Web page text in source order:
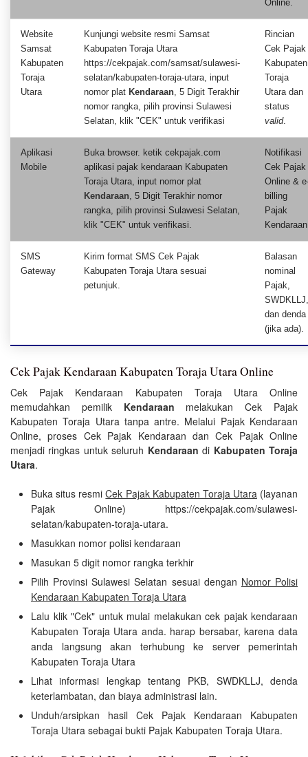
Online.
Website
Samsat
Kabupaten
Toraja
Utara
Kunjungi website resmi Samsat
Kabupaten Toraja Utara
https://cekpajak.com/samsat/sulawesi-
selatan/kabupaten-toraja-utara, input
nomor plat Kendaraan, 5 Digit Terakhir
nomor rangka, pilih provinsi Sulawesi
Selatan, klik "CEK" untuk verifikasi
Rincian
Cek Pajak
Kabupaten
Toraja
Utara dan
status
valid.
Aplikasi
Mobile
Buka browser. ketik cekpajak.com
aplikasi pajak kendaraan Kabupaten
Toraja Utara, input nomor plat
Kendaraan, 5 Digit Terakhir nomor
rangka, pilih provinsi Sulawesi Selatan,
klik "CEK" untuk verifikasi.
Notifikasi
Cek Pajak
Online &
billing
Pajak
SMS
Gateway
Kirim format SMS Cek Pajak
Kabupaten Toraja Utara sesuai
petunjuk.
Balasan
nominal
Pajak,
SWDKLLJ,
dan denda
(jika ada).
Cek Pajak Kendaraan Kabupaten Toraja Utara Online
Cek Pajak Kendaraan Kabupaten Toraja Utara Online
memudahkan pemilik Kendaraan melakukan Cek Pajak
Kabupaten Toraja Utara tanpa antre. Melalui Pajak Kendaraan
Online, proses Cek Pajak Kendaraan dan Cek Pajak Online
menjadi ringkas untuk seluruh Kendaraan di Kabupaten Toraja
Utara.
Buka situs resmiCek Pajak Kabupaten Toraja Utara(layanan
Pajak Online) https://cekpajak.com/sulawesi-
selatan/kabupaten-toraja-utara.
Masukkan nomor polisi kendaraan
Masukan 5 digit nomor rangka terkhir
Pilih Provinsi Sulawesi Selatan sesuai dengan Nomor Polisi
Kendaraan Kabupaten Toraja Utara
Lalu klik "Cek" untuk mulai melakukan cek pajak kendaraan
Kabupaten Toraja Utara anda. harap bersabar, karena data
anda langsung akan terhubung ke server pemerintah
Kabupaten Toraja Utara
Lihat informasi lengkap tentang PKB, SWDKLLJ, denda
keterlambatan, dan biaya administrasi lain.
Unduh/arsipkan hasil Cek Pajak Kendaraan Kabupaten
Toraja Utara sebagai bukti Pajak Kabupaten Toraja Utara.